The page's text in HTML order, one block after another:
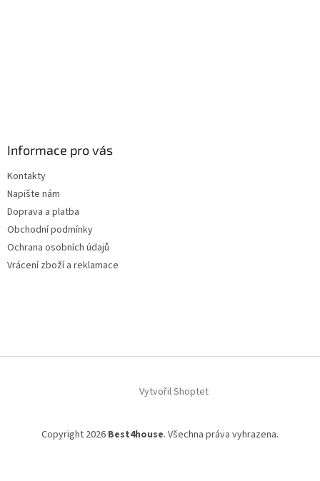
Informace pro vás
Kontakty
Napište nám
Doprava a platba
Obchodní podmínky
Ochrana osobních údajů
Vrácení zboží a reklamace
Vytvořil Shoptet
Copyright 2026 Best4house. Všechna práva vyhrazena.